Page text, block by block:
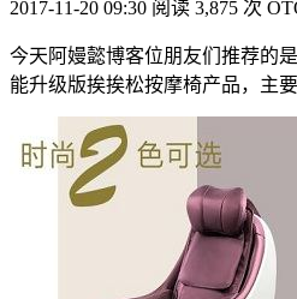
2017-11-20 09:30 阅读 3,875 次
今天阿嫚懿博客位朋友们推荐的
能升级版挨挨松按摩椅产品，主